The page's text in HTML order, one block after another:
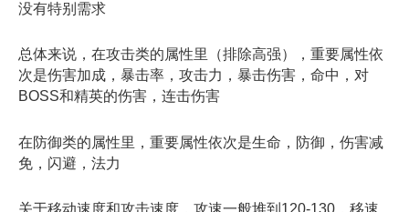
没有特别需求
总体来说，在攻击类的属性里（排除高强），重要属性依
次是伤害加成，暴击率，攻击力，暴击伤害，命中，对
BOSS和精英的伤害，连击伤害
在防御类的属性里，重要属性依次是生命，防御，伤害减
免，闪避，法力
关于移动速度和攻击速度，攻速一般堆到120-130，移速